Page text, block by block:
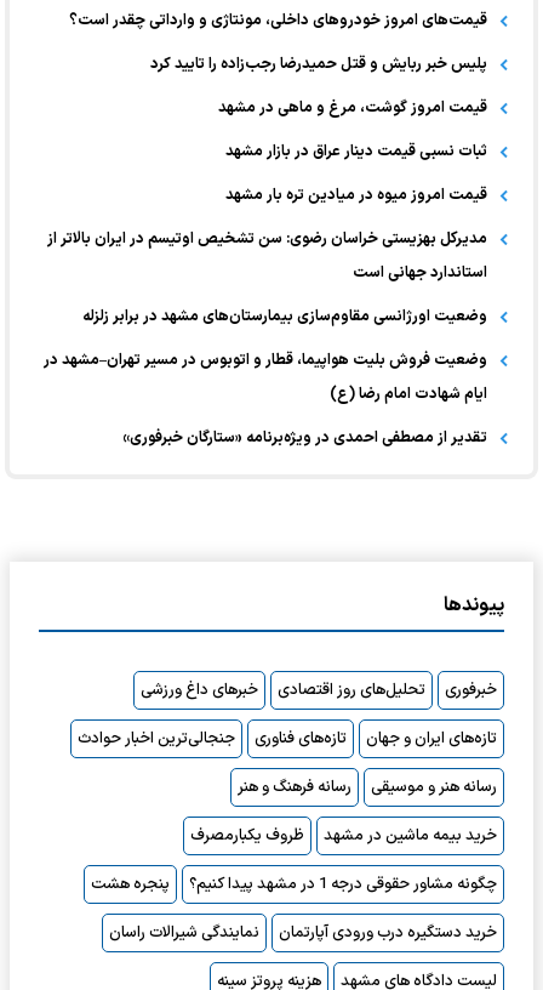
قیمت‌های امروز خودرو‌های داخلی، مونتاژی و وارداتی چقدر است؟
پلیس خبر ربایش و قتل حمیدرضا رجب‌زاده را تایید کرد
قیمت امروز گوشت، مرغ و ماهی در مشهد
ثبات نسبی قیمت دینار عراق در بازار مشهد
قیمت امروز میوه در میادین تره بار مشهد
مدیرکل بهزیستی خراسان رضوی: سن تشخیص اوتیسم در ایران بالاتر از
استاندارد جهانی است
وضعیت اورژانسی مقاوم‌سازی بیمارستان‌های مشهد در برابر زلزله
وضعیت فروش بلیت هواپیما، قطار و اتوبوس در مسیر تهران–مشهد در
ایام شهادت امام رضا (ع)
تقدیر از مصطفی احمدی در ویژه‌برنامه «ستارگان خبرفوری»
پیوندها
خبرفوری تحلیل‌های روز اقتصادی
خبرهای داغ ورزشی
تازه‌های ایران و جهان
تازه‌های فناوری
جنجالی‌ترین اخبار حوادث
رسانه هنر و موسیقی
رسانه فرهنگ و هنر
خرید بیمه ماشین در مشهد
ظروف یکبارمصرف
چگونه مشاور حقوقی درجه 1 در مشهد پیدا کنیم؟
پنجره هشت
خرید دستگیره درب ورودی آپارتمان
نمایندگی شیرالات راسان
لیست دادگاه های مشهد
هزینه پروتز سینه